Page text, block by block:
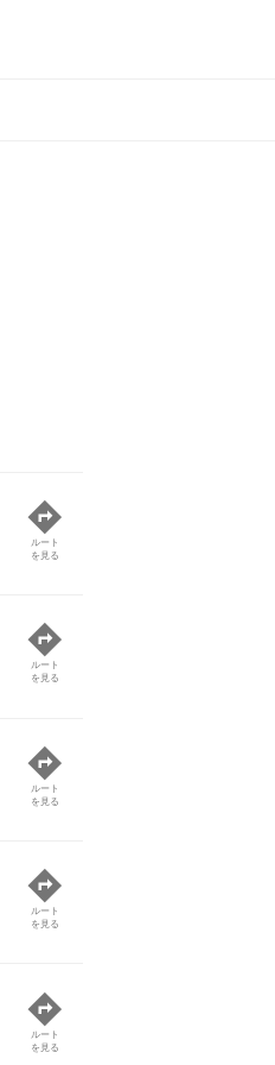
ルート
を見る
ルート
を見る
ルート
を見る
ルート
を見る
ルート
を見る